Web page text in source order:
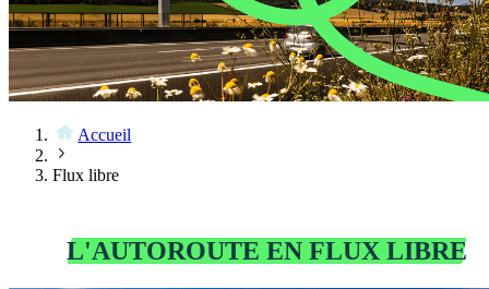
Accueil
Flux libre
L'AUTOROUTE EN FLUX LIBRE